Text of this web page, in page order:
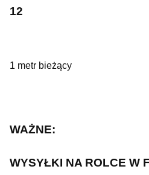
12
1 metr bieżący
WAŻNE:
WYSYŁKI NA ROLCE W